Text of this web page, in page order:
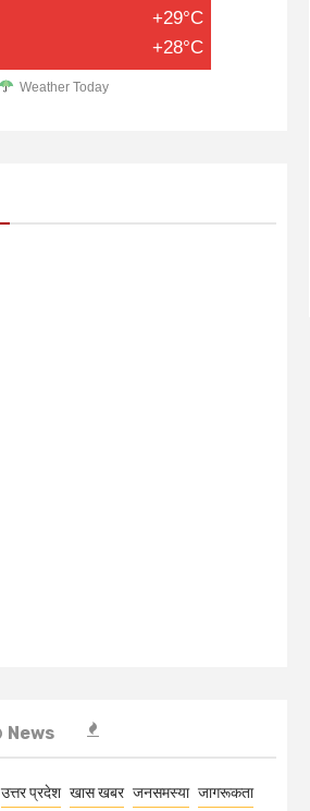
+29°C
+28°C
Weather Today
News
उत्तर प्रदेश खास खबर जनसमस्या जागरूकता